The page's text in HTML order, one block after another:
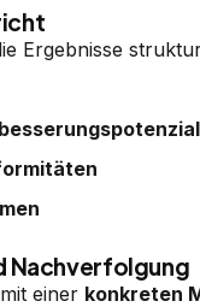
Ergebnisse
Nachverfolgung
einer konkreten